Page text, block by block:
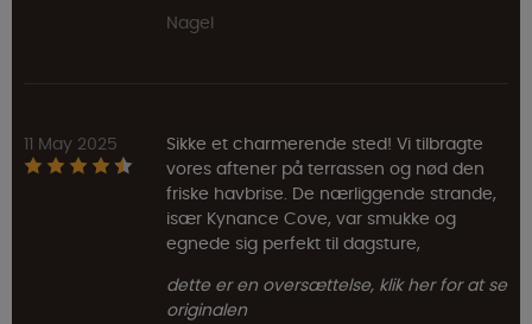
Nagel
11 May 2025
Sikke et charmerende sted! Vi tilbragte
vores aftener på terrassen og nød den
friske havbrise. De nærliggende strande,
især Kynance Cove, var smukke og
egnede sig perfekt til dagsture,
dette er en oversættelse, klik her for at se
originalen